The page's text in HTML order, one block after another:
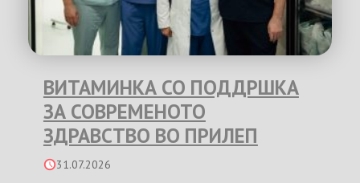
ВИТАМИНКА СО ПОДДРШКА
ЗА СОВРЕМЕНОТО
ЗДРАВСТВО ВО ПРИЛЕП
31.07.2026